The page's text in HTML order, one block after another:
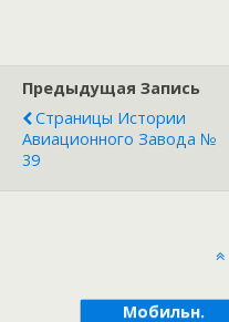
Предыдущая Запись
Страницы Истории
Авиационного Завода №
39
Мобильн.